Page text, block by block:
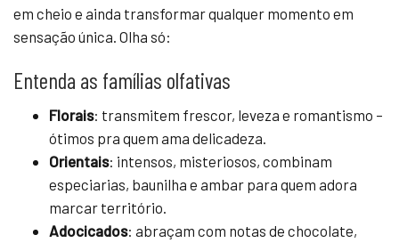
em cheio e ainda transformar qualquer momento em
sensação única. Olha só:
Entenda as famílias olfativas
Florais: transmitem frescor, leveza e romantismo –
ótimos pra quem ama delicadeza.
Orientais: intensos, misteriosos, combinam
especiarias, baunilha e ambar para quem adora
marcar território.
Adocicados: abraçam com notas de chocolate,